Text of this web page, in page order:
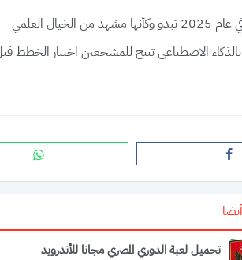
إن مشاهدة مباراة في عام 2025 تبدو
الاصطناعي تتيح للمشجعين اختبار الخطط
تحميل لعبة الدوري المصري مجانا للأندرويد